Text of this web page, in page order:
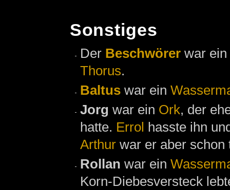
Sonstiges
Der Beschwörer war ein
Thorus.
Baltus war ein
Jorg war ein Ork, der
hatte. Errol hasste ihn
Arthur war er aber schon
Rollan war ein
Korn-Diebesversteck